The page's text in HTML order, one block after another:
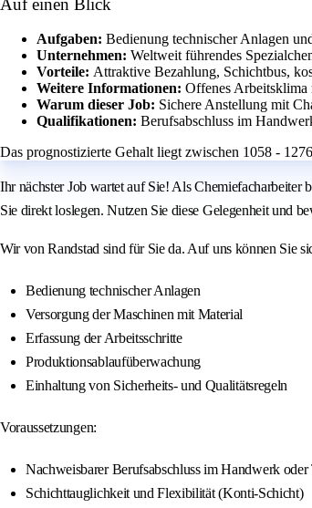
Aufgaben: Bedienung technischer Anlagen
Unternehmen: Weltweit führendes
Vorteile: Attraktive Bezahlung, Schichtbus,
Weitere Informationen: Offenes Arbeitsklima
Warum dieser Job: Sichere Anstellung mit
Qualifikationen: Berufsabschluss im
Das prognostizierte Gehalt liegt zwischen 1058 -
Ihr nächster Job wartet auf Sie! Als
Sie direkt loslegen. Nutzen Sie diese Gelegenheit und
Wir von Randstad sind für Sie da. Auf uns können Sie
Bedienung technischer Anlagen
Versorgung der Maschinen mit Material
Erfassung der Arbeitsschritte
Produktionsablaufüberwachung
Einhaltung von Sicherheits- und Qualitätsregeln
Voraussetzungen:
Nachweisbarer Berufsabschluss im Handwerk oder
Schichttauglichkeit und Flexibilität (Konti-Schicht)